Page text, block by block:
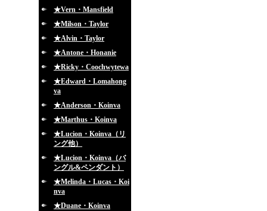
★Vern・Mansfield
★Milson・Taylor
★Alvin・Taylor
★Antone・Honanie
★Ricky・Coochwytewa
★Edward・Lomahong
va
★Anderson・Koinva
★Marthus・Koinva
★Lucion・Koinva（リ
ング他）
★Lucion・Koinva（バ
ングル&ペンダント）
★Melinda・Lucas・Koi
nva
★Duane・Koinva